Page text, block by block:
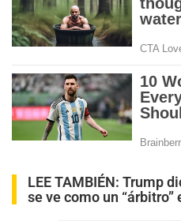
LEE TAMBIÉN: Trump
se ve como un “árbitro”